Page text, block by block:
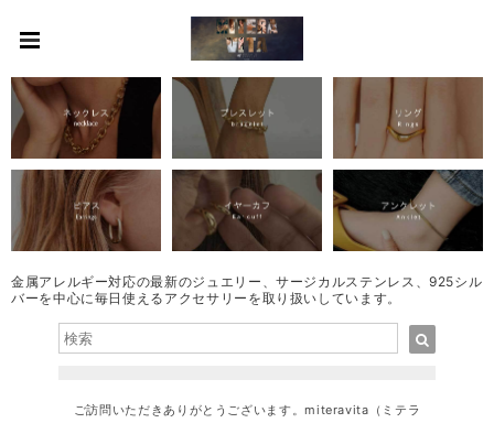
金属アレルギー対応の最新のジュエリー、サージカルステンレス、925シル
バーを中心に毎日使えるアクセサリーを取り扱いしています。
ご訪問いただきありがとうございます。miteravita（ミテラ